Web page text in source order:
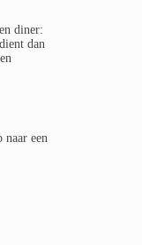
diner:
dan
naar een